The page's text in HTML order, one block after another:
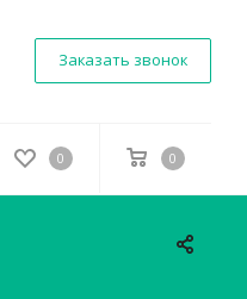
Заказать звонок
0 0